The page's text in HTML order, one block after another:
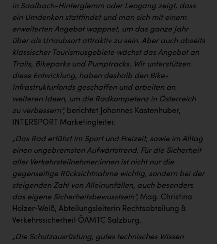
in Saalbach-Hinterglemm oder Leogang zeigt, dass
ein Umdenken stattfindet und man sich mit einem
erweiterten Angebot wappnet, um das ganze Jahr
über als Urlaubsort attraktiv zu sein. Aber auch abseits
klassischer Tourismusgebiete wächst das Angebot an
Trails, Bikeparks und Pumptracks. Wir unterstützen
diese Entwicklung, haben deshalb den Bike-
Infrastrukturfonds geschaffen und arbeiten an
weiteren Ideen, um die Radkompetenz in Österreich
zu verbessern“, berichtet Johannes Kastenhuber,
INTERSPORT Marketingleiter.
„Das Rad erfährt im Sport und Freizeit, sowie im Alltag
einen ungebremsten Aufwärtstrend. Für die Sicherheit
aller Verkehrsteilnehmer:innen ist nicht nur die
gegenseitige Rücksichtnahme wichtig, sondern bei der
steigenden Zahl von Alleinunfällen, auch besonders
das eigene Sicherheitsbewusstsein“, Mag. Christina
Holzer-Weiß, Abteilungsleiterin Rechtsabteilung &
Verkehrssicherheit ÖAMTC Salzburg.
„Die Schutzausrüstung, gutes technisches Wissen